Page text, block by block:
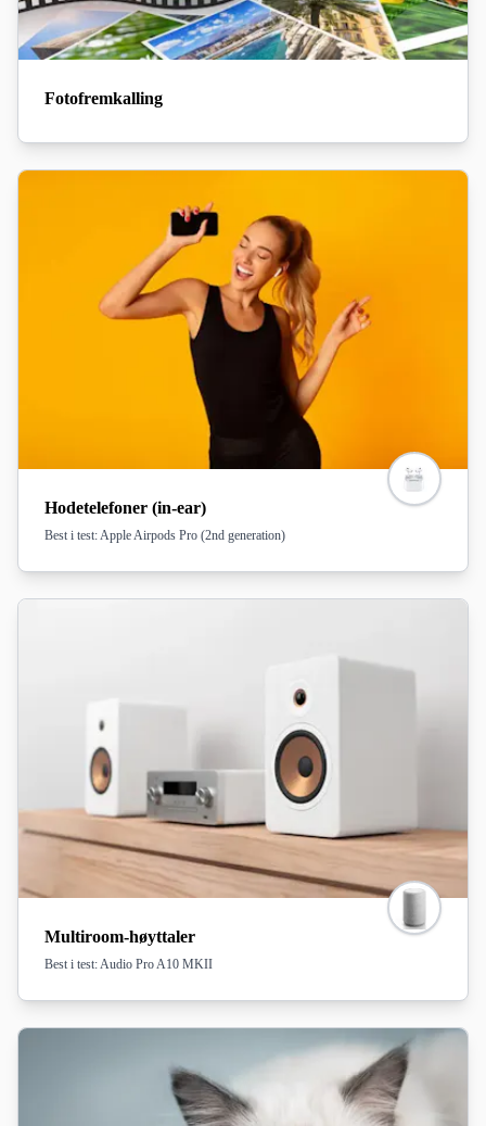
Fotofremkalling
Hodetelefoner (in-ear)
Best i test: Apple Airpods Pro (2nd generation)
Multiroom-høyttaler
Best i test: Audio Pro A10 MKII